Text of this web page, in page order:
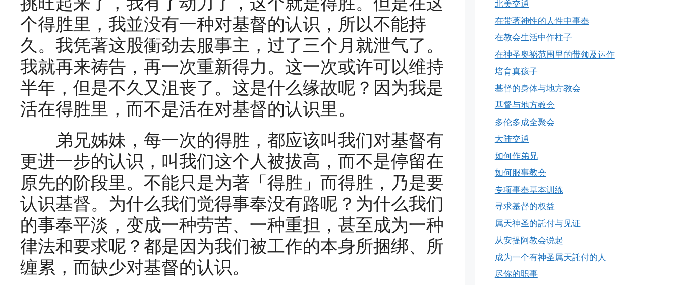
个得胜里，我並没有一种对基督的认识，所以不能持
久。我凭著这股衝劲去服事主，过了三个月就泄气了。
我就再来祷告，再一次重新得力。这一次或许可以维持
半年，但是不久又沮丧了。这是什么缘故呢？因为我是
活在得胜里，而不是活在对基督的认识里。
弟兄姊妹，每一次的得胜，都应该叫我们对基督有
更进一步的认识，叫我们这个人被拔高，而不是停留在
原先的阶段里。不能只是为著「得胜」而得胜，乃是要
认识基督。为什么我们觉得事奉没有路呢？为什么我们
的事奉平淡，变成一种劳苦、一种重担，甚至成为一种
律法和要求呢？都是因为我们被工作的本身所捆绑、所
缠累，而缺少对基督的认识。
北美交通
在带著神性的人性中事奉
在教会生活中作柱子
在神圣奥祕范围里的带领及运作
培育真孩子
基督的身体与地方教会
基督与地方教会
多伦多成全聚会
大陆交通
如何作弟兄
如何服事教会
专项事奉基本训练
寻求基督的权益
属天神圣的託付与见证
从安提阿教会说起
成为一个有神圣属天託付的人
尽你的职事